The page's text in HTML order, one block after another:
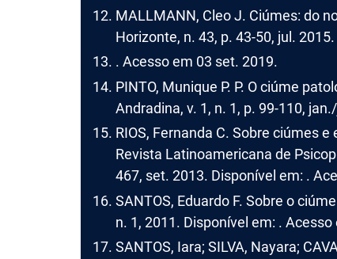
MALLMANN, Cleo J. Ciúmes: do
Horizonte, n. 43, p. 43-50, jul.
. Acesso em 03 set. 2019.
PINTO, Munique P. P. O ciúme
Andradina, v. 1, n. 1, p. 99-110,
RIOS, Fernanda C. Sobre ciúmes
Revista Latinoamericana de
467, set. 2013. Disponível em: .
SANTOS, Eduardo F. Sobre o
n. 1, 2011. Disponível em: .
SANTOS, Iara; SILVA, Nayara;